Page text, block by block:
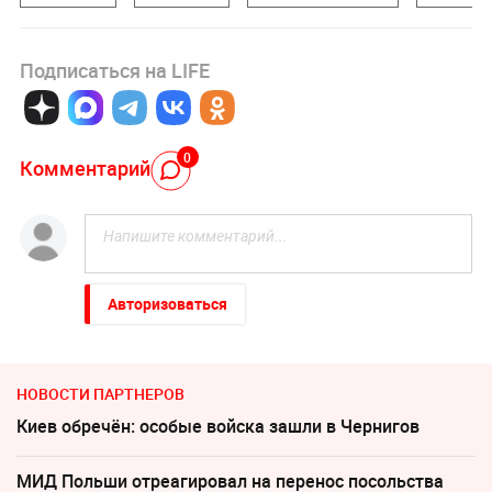
Подписаться на LIFE
Комментарий 0
Авторизоваться
НОВОСТИ ПАРТНЕРОВ
Киев обречён: особые войска зашли в Чернигов
МИД Польши отреагировал на перенос посольства